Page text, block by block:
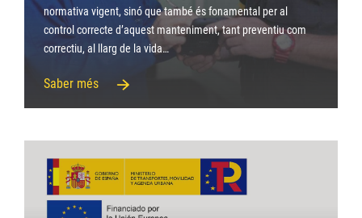
normativa vigent, sinó que també és fonamental per al
control correcte d’aquest manteniment, tant preventiu com
correctiu, al llarg de la vida…
Saber més